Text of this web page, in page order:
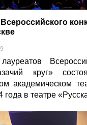
круг»
академическом
года в театре